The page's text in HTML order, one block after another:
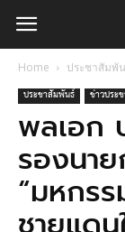
Home ประชาสัมพั
ประชาสัมพันธ์ ข่าวประ
พลเอก
รองนา
“มหกร